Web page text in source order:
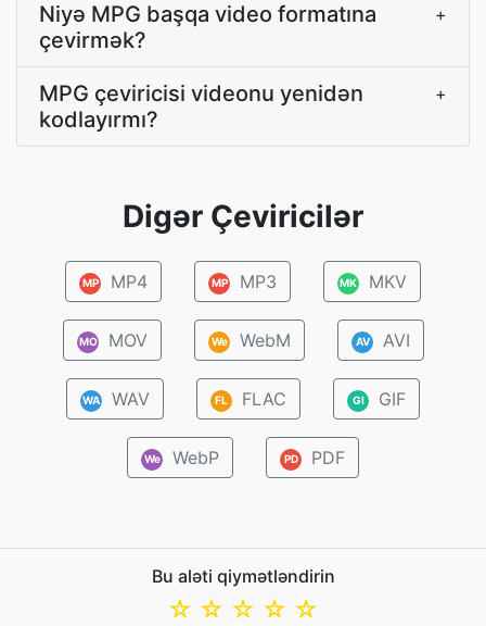
Niyə MPG başqa video formatına
çevirmək?
+
MPG çeviricisi videonu yenidən
kodlayırmı?
+
Digər Çeviricilər
MP MP4 MP MP3 MK MKV
MO MOV We WebM AV AVI
WA WAV FL FLAC GI GIF
We WebP PD PDF
Bu aləti qiymətləndirin
☆
☆
☆
☆
☆